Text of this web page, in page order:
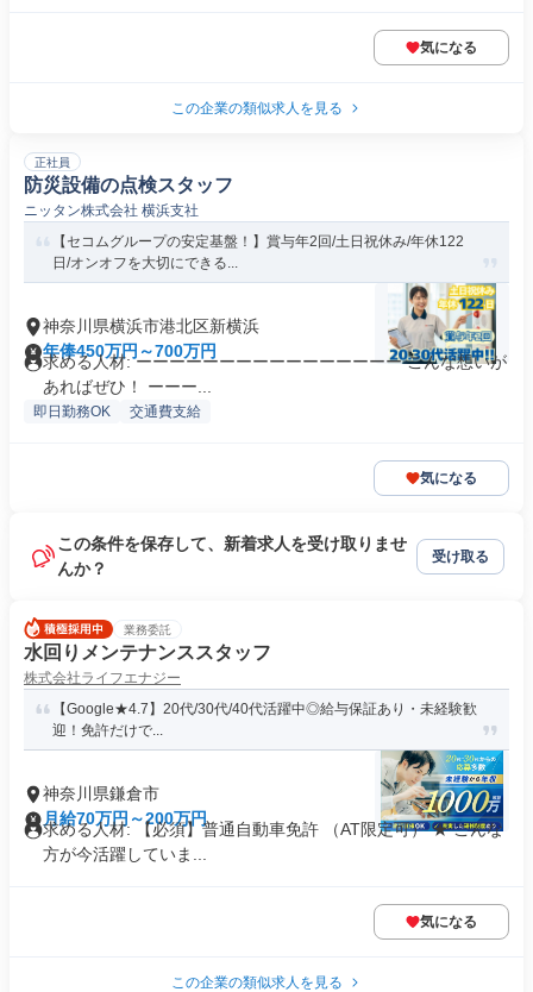
気になる
この企業の類似求人を見る
正社員
防災設備の点検スタッフ
ニッタン株式会社 横浜支社
【セコムグループの安定基盤！】賞与年2回/土日祝休み/年休122
日/オンオフを大切にできる...
神奈川県横浜市港北区新横浜
年俸450万円～700万円
求める人材: ーーーーーーーーーーーーーーーー こんな想いが
あればぜひ！ ーーー...
即日勤務OK 交通費支給
気になる
この条件を保存して、新着求人を受け取りませ
んか？
受け取る
業務委託
水回りメンテナンススタッフ
株式会社ライフエナジー
【Google★4.7】20代/30代/40代活躍中◎給与保証あり・未経験歓
迎！免許だけで...
神奈川県鎌倉市
月給70万円～200万円
求める人材: 【必須】普通自動車免許 （AT限定可） ★ こんな
方が今活躍していま...
気になる
この企業の類似求人を見る